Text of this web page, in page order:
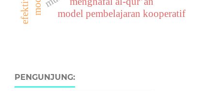
model pembelajaran kooperatif
PENGUNJUNG: